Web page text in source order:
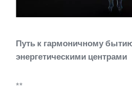
Путь к гармоничному
энергетическими центрами
**